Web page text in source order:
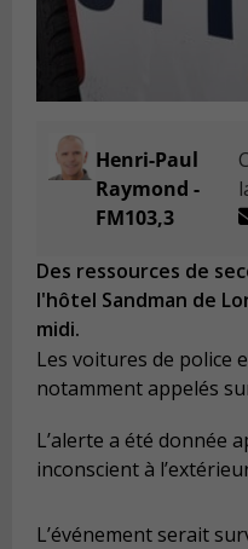
Henri-Paul
Raymond -
FM103,3
Des ressources de
l'hôtel Sandman de
midi.
Les voitures de police
notamment appelés
L’alerte a été donnée
inconscient à
L’événement serait